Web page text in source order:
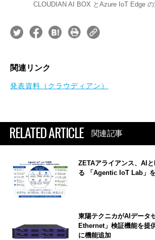
CLOUDIAN AI BOX とAzure IoT Edge
関連リンク
発表資料（クラウディアン）
RELATED ARTICLE 関連記事
ZETAアライアンス、AI
る 「Agentic IoT Lab」
東陽テクニカがAIデータ
Ethernet」検証機能を提
に機能追加